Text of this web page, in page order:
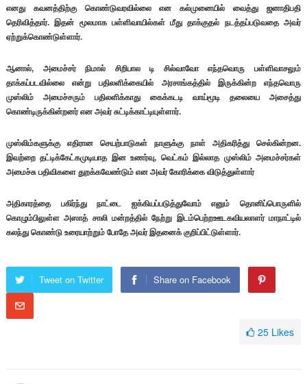
எனது கவனத்திற்கு கொண்டுவரவில்லை என கல்முனையில் வைத்து ஜனாதிபதி
தெரிவித்தார். இதன் மூலமாக பள்ளிவாயில்கள் மீது தாக்குதல் நடத்தப்படுவதை அவர்
ஏற்றுக்கொண்டுள்ளார்.
ஆனால், அமைச்சர் நிமால் சிறிபால டி சில்வாவோ எந்தவொரு பள்ளிவாசலும்
தாக்கப்படவில்லை என்று பதிலளிக்கையில் அரசாங்கத்தில் இருக்கின்ற எந்தவொரு
முஸ்லிம் அமைச்சரும் பதிலளிக்காது கைக்கடடி வாய்மூடி தலையை அசைத்து
கொண்டிருக்கின்றனர் என அவர் சுட்டிக்காட்டியுள்ளார்.
முஸ்லிம்களுக்கு எதிரான செயற்பாடுகள் நாளுக்கு நாள் அதிகரித்து செல்கின்றன.
இவற்றை தட்டிக்கேட்கமுடியாத இன உணர்வு, வெட்கம் இல்லாத முஸ்லிம் அமைச்சர்கள்
அமைச்சு பதிவிகளை துறக்கவேண்டும் என அவர் கோரிக்கை விடுத்துள்ளார்
அதிகாரத்தை பகிர்ந்து நாட்டை ஐக்கியப்படுத்துவோம் எனும் தொனிப்பொருளில்
கொழும்பிலுள்ள அஸாத் சாலி மன்றத்தில் நேற்று இடம்பெற்றஊடகவியலாளர் மாநாட்டில்
கலந்து கொண்டு உரையாற்றும் போதே அவர் இதனைக் குறிப்பிட்டுள்ளார்.
Tweet on Twitter Share on Facebook
25 Likes